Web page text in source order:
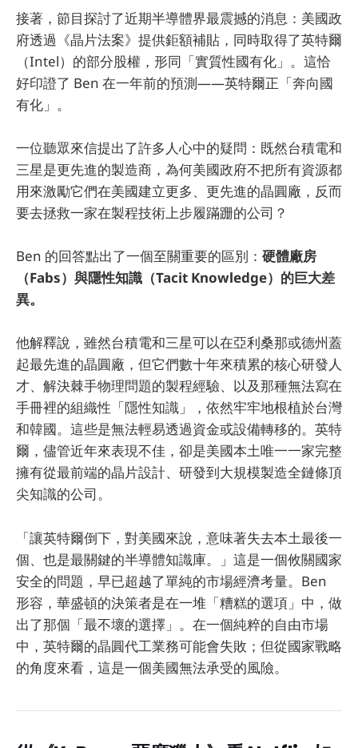
接著，節目探討了近期半導體界最震撼的消息：美國政
府透過《晶片法案》提供鉅額補貼，同時取得了英特爾
（Intel）的部分股權，形同「實質性國有化」。這恰
好印證了 Ben 在一年前的預測——英特爾正「奔向國
有化」。
一位聽眾來信提出了許多人心中的疑問：既然台積電和
三星是更先進的製造商，為何美國政府不把所有資源都
用來激勵它們在美國建立更多、更先進的晶圓廠，反而
要去拯救一家在製程技術上步履蹣跚的公司？
Ben 的回答點出了一個至關重要的區別： 硬體廠房
（Fabs）與隱性知識（Tacit Knowledge）的巨大差
異。
他解釋說，雖然台積電和三星可以在亞利桑那或德州蓋
起最先進的晶圓廠，但它們數十年來積累的核心研發人
才、解決棘手物理問題的製程經驗、以及那種無法寫在
手冊裡的組織性「隱性知識」，依然牢牢地根植於台灣
和韓國。這些是無法輕易透過資金或設備轉移的。英特
爾，儘管近年來表現不佳，卻是美國本土唯一一家完整
擁有從最前端的晶片設計、研發到大規模製造全鏈條頂
尖知識的公司。
「讓英特爾倒下，對美國來說，意味著失去本土最後一
個、也是最關鍵的半導體知識庫。」這是一個攸關國家
安全的問題，早已超越了單純的市場經濟考量。Ben
形容，華盛頓的決策者是在一堆「糟糕的選項」中，做
出了那個「最不壞的選擇」。在一個純粹的自由市場
中，英特爾的晶圓代工業務可能會失敗；但從國家戰略
的角度來看，這是一個美國無法承受的風險。